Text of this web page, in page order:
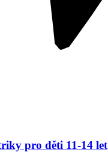
pro děti 11-14 let